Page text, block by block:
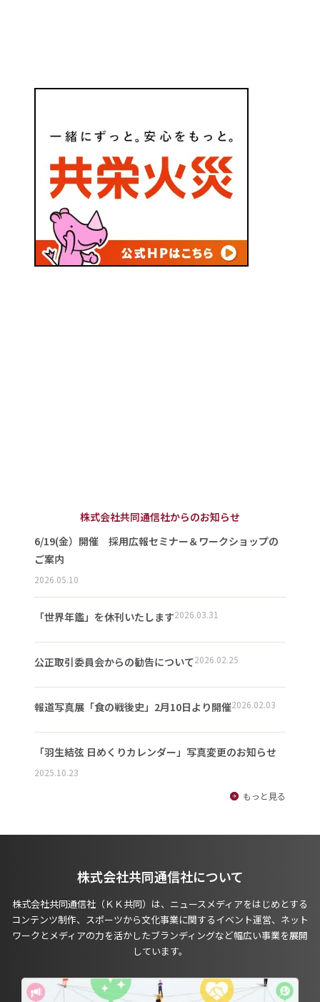
株式会社共同通信社からのお知らせ
6/19(金）開催 採用広報セミナー＆ワークショップの
ご案内
2026.05.10
「世界年鑑」を休刊いたします2026.03.31
公正取引委員会からの勧告について2026.02.25
報道写真展「食の戦後史」2月10日より開催2026.02.03
「羽生結弦 日めくりカレンダー」写真変更のお知らせ
2025.10.23
もっと見る
株式会社共同通信社について
株式会社共同通信社（ＫＫ共同）は、ニュースメディアをはじめとする
コンテンツ制作、スポーツから文化事業に関するイベント運営、ネット
ワークとメディアの力を活かしたブランディングなど幅広い事業を展開
しています。